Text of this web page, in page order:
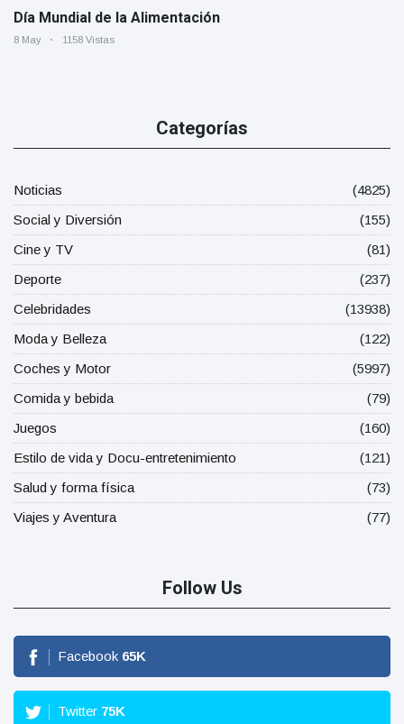
Día Mundial de la Alimentación
8 May 1158 Vistas
Categorías
Noticias
(4825)
Social y Diversión
(155)
Cine y TV
(81)
Deporte
(237)
Celebridades
(13938)
Moda y Belleza
(122)
Coches y Motor
(5997)
Comida y bebida
(79)
Juegos
(160)
Estilo de vida y Docu-entretenimiento
(121)
Salud y forma física
(73)
Viajes y Aventura
(77)
Follow Us
Facebook 65K
Twitter 75K